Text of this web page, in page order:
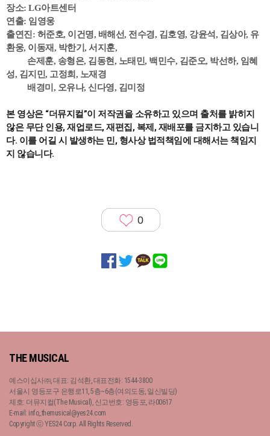
장소: LG아트센터
연출: 임영웅
출연진: 허준호, 이건명, 배해선, 전수경, 김호영, 강윤석, 김상아, 유
환웅, 이동재, 박한기, 서지훈,
손제훈, 송형은, 김동현, 노태민, 백민수, 김준오, 박선하, 임혜
성, 김지민, 고정희, 노재경
배경미, 오유나, 신다영, 김미정
본 영상은 “더뮤지컬”이 저작권을 소유하고 있으며 출처를 밝히지
않은 무단 인용, 재업로드, 재편집, 복제, 재배포를 금지하고 있습니
다. 이를 어길 시 발생하는 민, 형사상 법적책임에 대해서는 책임지
지 않습니다.
0
THE MUSICAL
예스이십사㈜, 대표: 김석환, 대표전화: 1544-3800
서울시 영등포구 은행로11, 5층~6층(여의도동, 일신빌딩)
제호: 더뮤지컬(The Musical), 신고번호: 영등포, 라00617
E-mail: info_themusical@yes24.com
Copyright ⓒ YES24 Corp. All Rights Reserved.